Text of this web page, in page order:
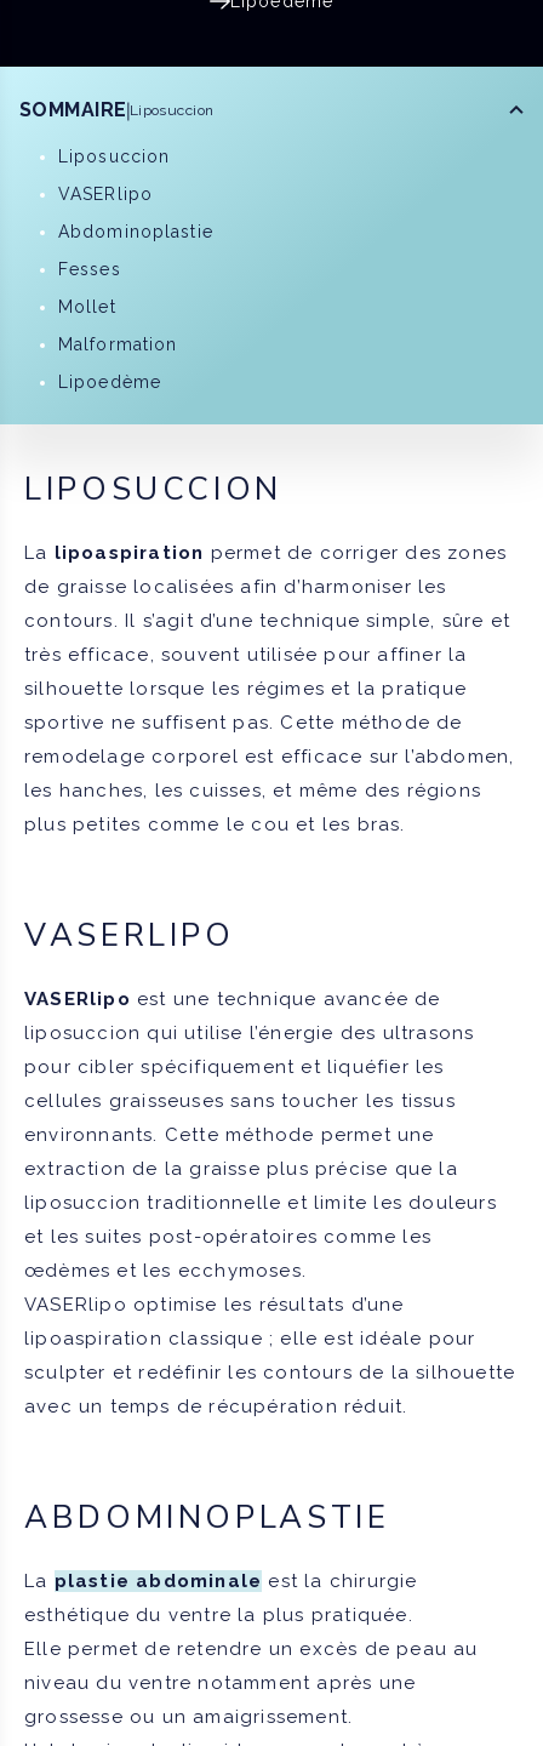
SOMMAIRE Liposuccion
Liposuccion
VASERlipo
Abdominoplastie
Fesses
Mollet
Malformation
Lipoedème
LIPOSUCCION
La lipoaspiration permet de corriger des zones
de graisse localisées afin d’harmoniser les
contours. Il s’agit d’une technique simple, sûre et
très efficace, souvent utilisée pour affiner la
silhouette lorsque les régimes et la pratique
sportive ne suffisent pas. Cette méthode de
remodelage corporel est efficace sur l’abdomen,
les hanches, les cuisses, et même des régions
plus petites comme le cou et les bras.
VASERLIPO
VASERlipo est une technique avancée de
liposuccion qui utilise l’énergie des ultrasons
pour cibler spécifiquement et liquéfier les
cellules graisseuses sans toucher les tissus
environnants. Cette méthode permet une
extraction de la graisse plus précise que la
liposuccion traditionnelle et limite les douleurs
et les suites post-opératoires comme les
œdèmes et les ecchymoses.
VASERlipo optimise les résultats d’une
lipoaspiration classique ; elle est idéale pour
sculpter et redéfinir les contours de la silhouette
avec un temps de récupération réduit.
ABDOMINOPLASTIE
La plastie abdominale est la chirurgie
esthétique du ventre la plus pratiquée.
Elle permet de retendre un excès de peau au
niveau du ventre notamment après une
grossesse ou un amaigrissement.